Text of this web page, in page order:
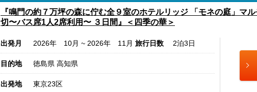
『鳴門の約７万坪の森に佇む全９室のホテルリッジ 「モネの庭」マ
切〜バス席1人2席利用〜 ３日間』＜四季の華＞
出発月 2026年 10月 ~ 2026年 11月 旅行日数 2泊3日
目的地 徳島県 高知県
出発地 東京23区